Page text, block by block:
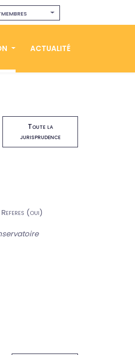
ACTUALITÉ
Toute la
jurisprudence
(oui)